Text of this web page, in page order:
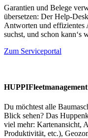
Garantien und Belege
übersetzen: Der Help-
Antworten und effizientes
suchst, und schon kann‘s
Zum Serviceportal
HUPPIFleetmanagement
Du möchtest alle
Blick sehen? Das
viel mehr: Kartenansicht,
Produktivität, etc.),